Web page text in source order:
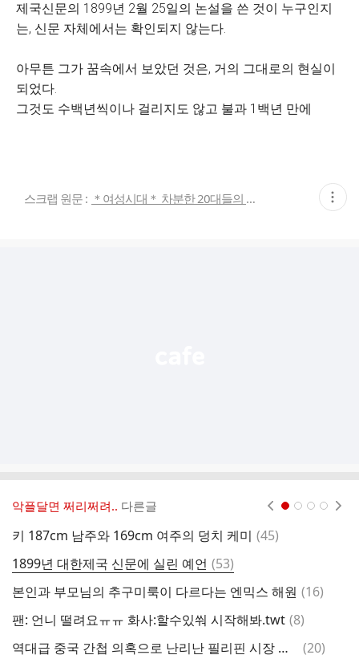
제국신문의 1899년 2월 25일의 논설을 쓴 것이 누구인지
는, 신문 자체에서는 확인되지 않는다.
아무튼 그가 꿈속에서 보았던 것은, 거의 그대로의 현실이
되었다.
그것도 수백년씩이나 걸리지도 않고 불과 1백년 만에
스크랩 원문 : ＊여성시대＊ 차분한 20대들의 알흠다운 공간 현
재
악플달면 쩌리쩌려.. 다른글
키 187cm 남주와 169cm 여주의 덩치 케미 댓
(45)
1899년 대한제국 신문에 실린 예언 댓
글
(53)
본인과 부모님의 추구미룩이 다르다는 엔믹스 해원 댓
(16)
팬: 언니 떨려요ㅠㅠ 화사:할수있쒀 시작해봐.twt 댓
(8)
역대급 중국 간첩 의혹으로 난리난 필리핀 시장 근황
댓
(20)